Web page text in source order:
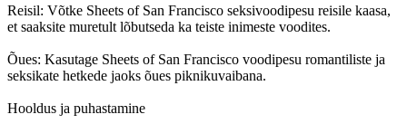
Reisil: Võtke Sheets of San Francisco seksivoodipesu reisile kaasa,
et saaksite muretult lõbutseda ka teiste inimeste voodites.
Õues: Kasutage Sheets of San Francisco voodipesu romantiliste ja
seksikate hetkede jaoks õues piknikuvaibana.
Hooldus ja puhastamine